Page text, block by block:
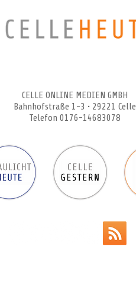
CELLE ONLINE MEDIEN GMBH
Bahnhofstraße 1-3 • 29221 Celle
Telefon 0176-14683078